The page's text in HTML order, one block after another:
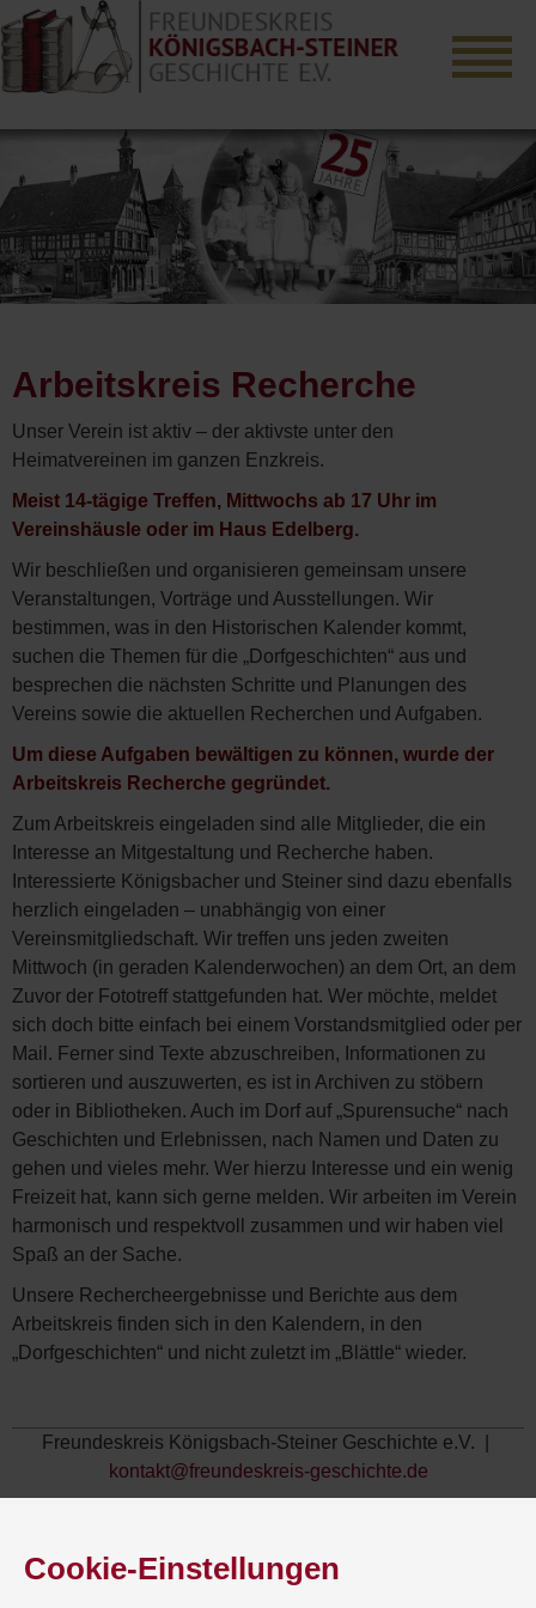
Arbeitskreis Recherche
Unser Verein ist aktiv – der aktivste unter den
Heimatvereinen im ganzen Enzkreis.
Meist 14-tägige Treffen, Mittwochs ab 17 Uhr im
Vereinshäusle oder im Haus Edelberg.
Wir beschließen und organisieren gemeinsam unsere
Veranstaltungen, Vorträge und Ausstellungen. Wir
bestimmen, was in den Historischen Kalender kommt,
suchen die Themen für die „Dorfgeschichten“ aus und
besprechen die nächsten Schritte und Planungen des
Vereins sowie die aktuellen Recherchen und Aufgaben.
Um diese Aufgaben bewältigen zu können, wurde der
Arbeitskreis Recherche gegründet.
Zum Arbeitskreis eingeladen sind alle Mitglieder, die ein
Interesse an Mitgestaltung und Recherche haben.
Interessierte Königsbacher und Steiner sind dazu ebenfalls
herzlich eingeladen – unabhängig von einer
Vereinsmitgliedschaft. Wir treffen uns jeden zweiten
Mittwoch (in geraden Kalenderwochen) an dem Ort, an dem
Zuvor der Fototreff stattgefunden hat. Wer möchte, meldet
sich doch bitte einfach bei einem Vorstandsmitglied oder per
Mail. Ferner sind Texte abzuschreiben, Informationen zu
sortieren und auszuwerten, es ist in Archiven zu stöbern
oder in Bibliotheken. Auch im Dorf auf „Spurensuche“ nach
Geschichten und Erlebnissen, nach Namen und Daten zu
gehen und vieles mehr. Wer hierzu Interesse und ein wenig
Freizeit hat, kann sich gerne melden. Wir arbeiten im Verein
harmonisch und respektvoll zusammen und wir haben viel
Spaß an der Sache.
Unsere Rechercheergebnisse und Berichte aus dem
Arbeitskreis finden sich in den Kalendern, in den
„Dorfgeschichten“ und nicht zuletzt im „Blättle“ wieder.
Freundeskreis Königsbach-Steiner Geschichte e.V. |
kontakt@freundeskreis-geschichte.de
Cookie-Einstellungen